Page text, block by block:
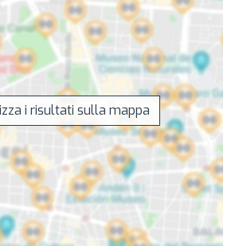
i risultati sulla mappa